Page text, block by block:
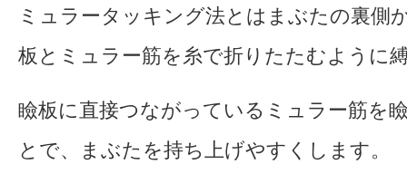
ミュラータッキング法とはまぶたの裏側
板とミュラー筋を糸で折りたたむように
瞼板に直接つながっているミュラー筋を
とで、まぶたを持ち上げやすくします。